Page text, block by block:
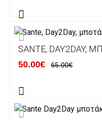
ΕΞΟΔΑ ΑΠΟΣΤΟΛΗΣ
ΕΛΛΑΔΑ
μεταφορικών 2€ για
SANTE, DAY2DAY,
50.00€ 65.00€